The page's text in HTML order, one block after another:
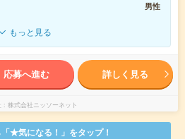
男性
もっと見る
応募へ進む 詳しく見る
株式会社ニッソーネット
★気になる！」をタップ！